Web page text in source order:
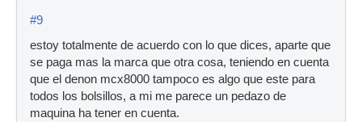
#9
estoy totalmente de acuerdo con lo que dices, aparte que
se paga mas la marca que otra cosa, teniendo en cuenta
que el denon mcx8000 tampoco es algo que este para
todos los bolsillos, a mi me parece un pedazo de
maquina ha tener en cuenta.